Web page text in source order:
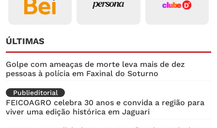
ÚLTIMAS
Golpe com ameaças de morte leva mais de dez
pessoas à polícia em Faxinal do Soturno
Publieditorial
FEICOAGRO celebra 30 anos e convida a região para
viver uma edição histórica em Jaguari